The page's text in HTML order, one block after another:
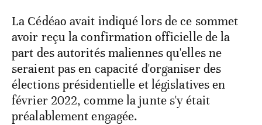
La Cédéao avait indiqué lors de ce sommet
avoir reçu la confirmation officielle de la
part des autorités maliennes qu'elles ne
seraient pas en capacité d'organiser des
élections présidentielle et législatives en
février 2022, comme la junte s'y était
préalablement engagée.